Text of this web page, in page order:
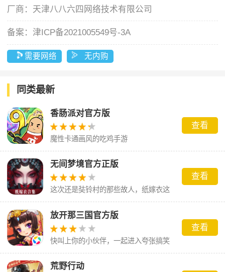
厂商： 天津八八六四网络技术有限公司
备案： 津ICP备2021005549号-3A
需要网络 无内购
同类最新
香肠派对官方版
魔性卡通画风的吃鸡手游
查看
无间梦境官方正版
这次还是奘铃村的那些故人，纸嫁衣这
场梦到底会怎么样呢。
查看
放开那三国官方版
快叫上你的小伙伴，一起进入夸张搞笑
的三国世界吧！
查看
荒野行动